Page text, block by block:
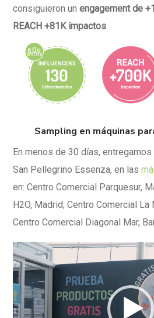
consiguieron unengagement de
REACH +81K impactos.
Sampling en máquinas
En menos de 30 días,
San Pellegrino Essenza, en las
en:Centro Comercial Parquesur,
H2O, Madrid;Centro Comercial La
Centro Comercial Diagonal Mar,
Reproductor
de
vídeo